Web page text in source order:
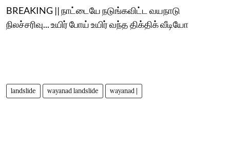
BREAKING || நாட்டையே நடுங்கவிட்ட வயநாடு
நிலச்சரிவு... உயிர் போய் உயிர் வந்த திக்திக் வீடியோ
landslide wayanad landslide wayanad |